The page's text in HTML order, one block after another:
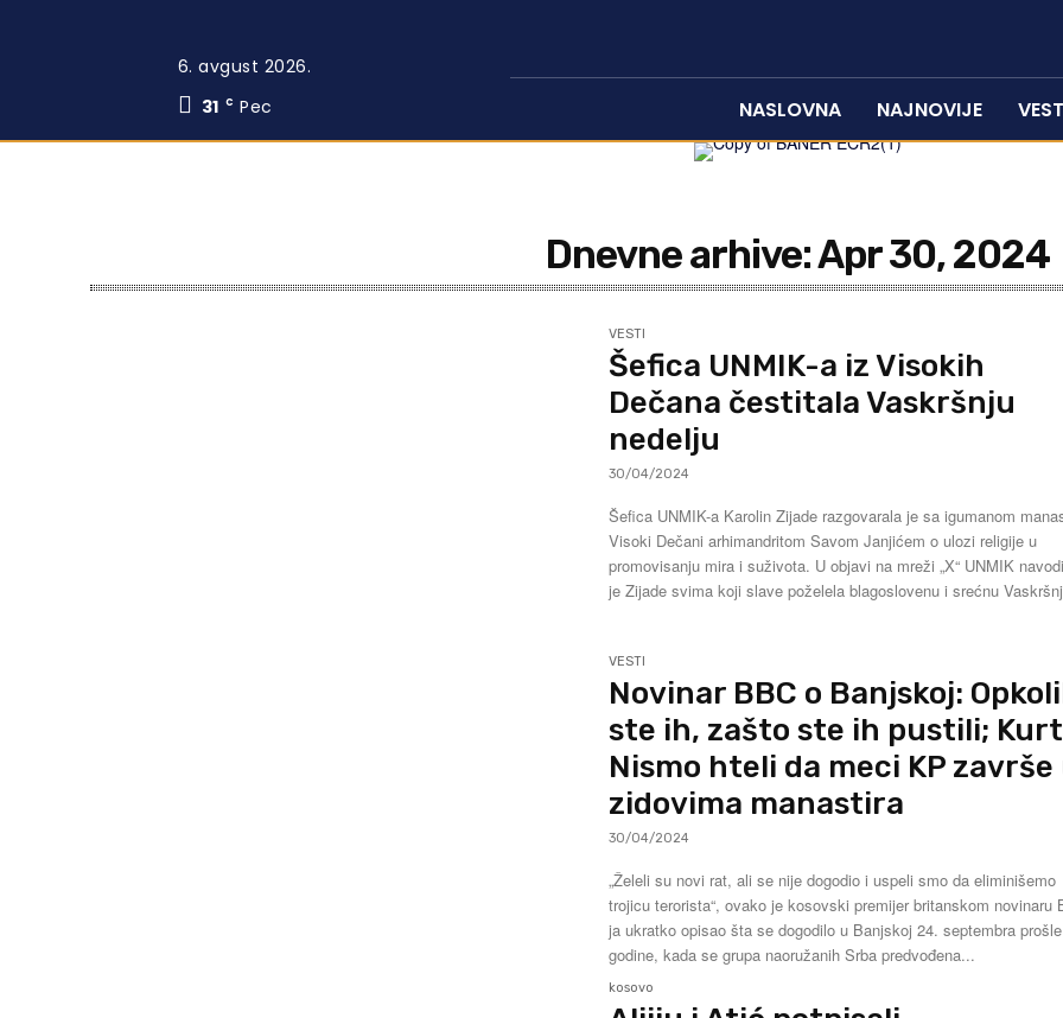
6. avgust 2026.
31 C Pec NASLOVNA NAJNOVIJE
Dnevne arhive: Apr 30, 2024
VESTI
Šefica UNMIK-a iz Visokih
Dečana čestitala Vaskršnju
nedelju
30/04/2024
Šefica UNMIK-a Karolin Zijade razgovarala je sa igumanom
Visoki Dečani arhimandritom Savom Janjićem o ulozi religije u
promovisanju mira i suživota. U objavi na mreži „X“ UNMIK navodi da
je Zijade svima koji slave poželela blagoslovenu i srećnu
VESTI
Novinar BBC o Banjskoj:
ste ih, zašto ste ih pustili;
Nismo hteli da meci KP završe
zidovima manastira
30/04/2024
„Želeli su novi rat, ali se nije dogodio i uspeli smo da eliminišemo
trojicu terorista“, ovako je kosovski premijer britanskom novinaru
ja ukratko opisao šta se dogodilo u Banjskoj 24. septembra prošle
godine, kada se grupa naoružanih Srba predvođena...
kosovo